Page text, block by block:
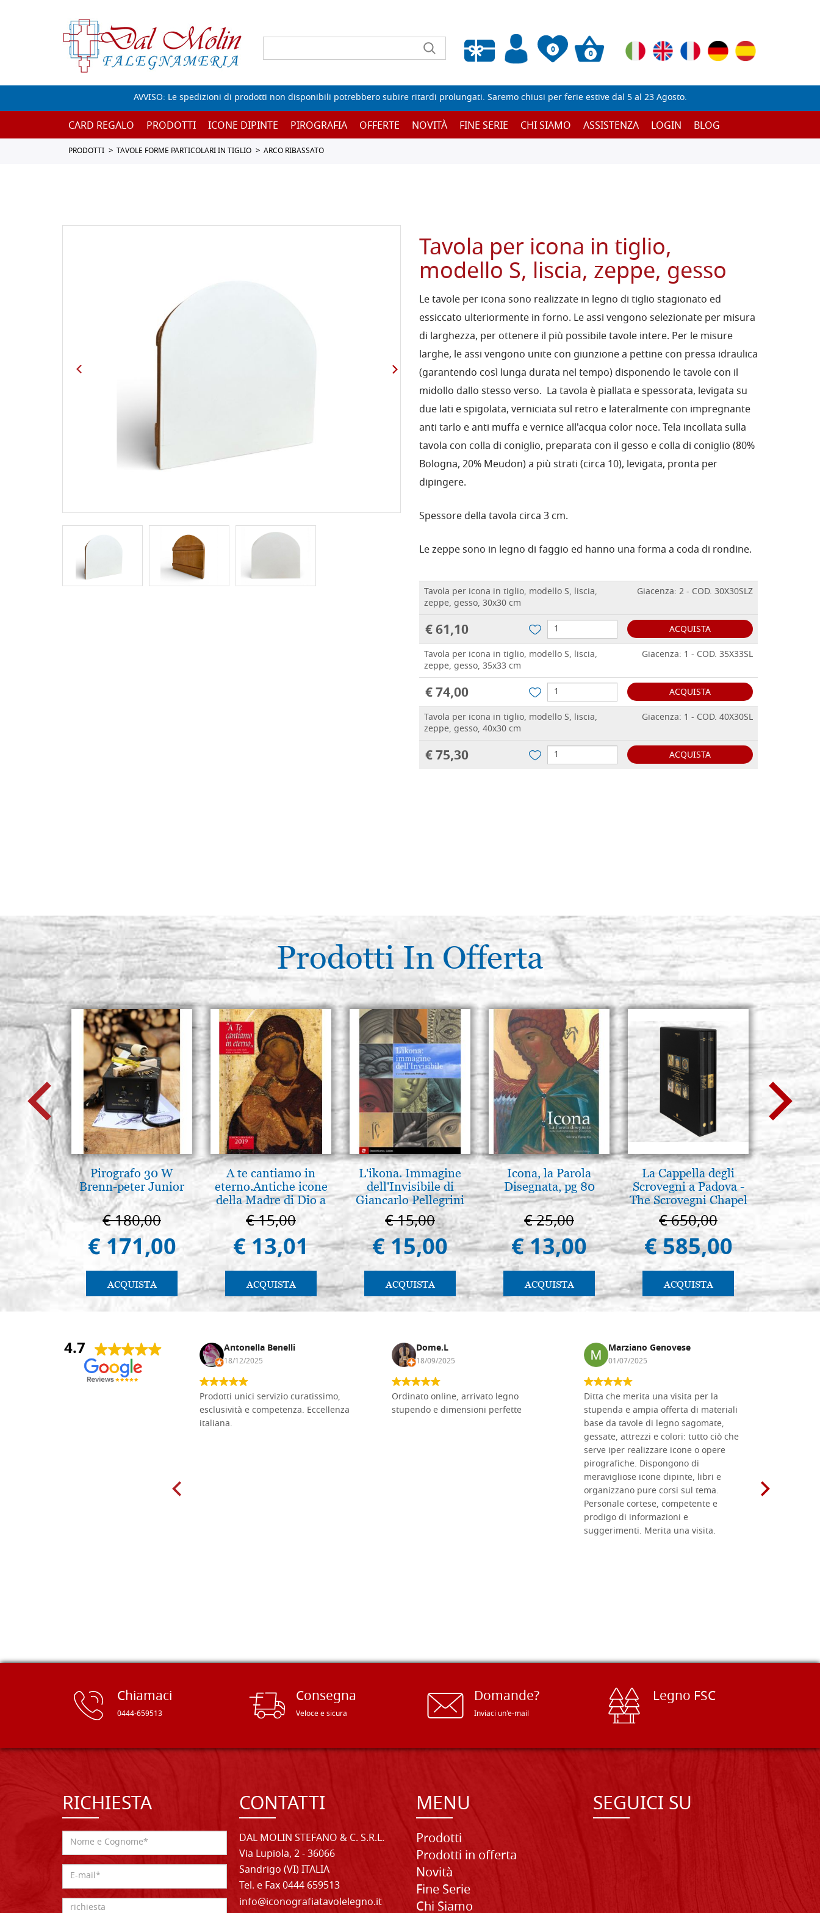
0
Wishlist vuota
0
AVVISO: Le spedizioni di prodotti non disponibili potrebbero subire ritardi prolungati. Saremo chiusi per ferie estive dal 5 al 23 Agosto.
CARD REGALO PRODOTTI ICONE DIPINTE PIROGRAFIA OFFERTE NOVITÀ FINE SERIE CHI SIAMO ASSISTENZA LOGIN BLOG
PRODOTTI TAVOLE FORME PARTICOLARI IN TIGLIO ARCO RIBASSATO
Tavola per icona in tiglio,
modello S, liscia, zeppe, gesso
Le tavole per icona sono realizzate in legno di tiglio stagionato ed
essiccato ulteriormente in forno. Le assi vengono selezionate per misura
di larghezza, per ottenere il più possibile tavole intere. Per le misure
larghe, le assi vengono unite con giunzione a pettine con pressa idraulica
(garantendo così lunga durata nel tempo) disponendo le tavole con il
midollo dallo stesso verso. La tavola è piallata e spessorata, levigata su
due lati e spigolata, verniciata sul retro e lateralmente con impregnante
anti tarlo e anti muffa e vernice all'acqua color noce. Tela incollata sulla
tavola con colla di coniglio, preparata con il gesso e colla di coniglio (80%
Bologna, 20% Meudon) a più strati (circa 10), levigata, pronta per
dipingere.
Spessore della tavola circa 3 cm.
Le zeppe sono in legno di faggio ed hanno una forma a coda di rondine.
Tavola per icona in tiglio, modello S, liscia,
zeppe, gesso, 30x30 cm
Giacenza: 2 - COD. 30X30SLZ
€ 61,10
ACQUISTA
Tavola per icona in tiglio, modello S, liscia,
zeppe, gesso, 35x33 cm
Giacenza: 1 - COD. 35X33SL
€ 74,00
ACQUISTA
Tavola per icona in tiglio, modello S, liscia,
zeppe, gesso, 40x30 cm
Giacenza: 1 - COD. 40X30SL
€ 75,30 ACQUISTA
Prodotti In Offerta
Pirografo 30 W
Brenn-peter Junior
€ 180,00
€ 171,00
ACQUISTA
A te cantiamo in
eterno.Antiche icone
della Madre di Dio a
Vladimir e Suzdal
(libro-cal. 2019)
€ 15,00
€ 13,01
ACQUISTA
L'ikona. Immagine
dell'Invisibile di
Giancarlo Pellegrini
€ 15,00
€ 15,00
ACQUISTA
Icona, la Parola
Disegnata, pg 80
€ 25,00
€ 13,00
ACQUISTA
La Cappella degli
Scrovegni a Padova -
The Scrovegni Chapel
in Padua
€ 650,00
€ 585,00
ACQUISTA
Madre
€
€
4.7
Andrea Monguzzi Antonella Benelli
18/12/2025
Prodotti unici servizio curatissimo,
esclusività e competenza. Eccellenza
italiana.
Dome.L
18/09/2025
Ordinato online, arrivato legno
stupendo e dimensioni perfette
Marziano Genovese
01/07/2025
Ditta che merita una visita per la
stupenda e ampia offerta di materiali
base da tavole di legno sagomate,
gessate, attrezzi e colori: tutto ciò che
serve iper realizzare icone o opere
pirografiche. Dispongono di
meravigliose icone dipinte, libri e
organizzano pure corsi sul tema.
Personale cortese, competente e
prodigo di informazioni e
suggerimenti. Merita una visita.
Chiamaci
0444-659513
Consegna
Veloce e sicura
Domande?
Inviaci un'e-mail
Legno FSC
RICHIESTA CONTATTI
DAL MOLIN STEFANO & C. S.R.L.
Via Lupiola, 2 - 36066
Sandrigo (VI) ITALIA
Tel. e Fax 0444 659513
info@iconografiatavolelegno.it
MENU
Prodotti
Prodotti in offerta
Novità
Fine Serie
Chi Siamo
SEGUICI SU